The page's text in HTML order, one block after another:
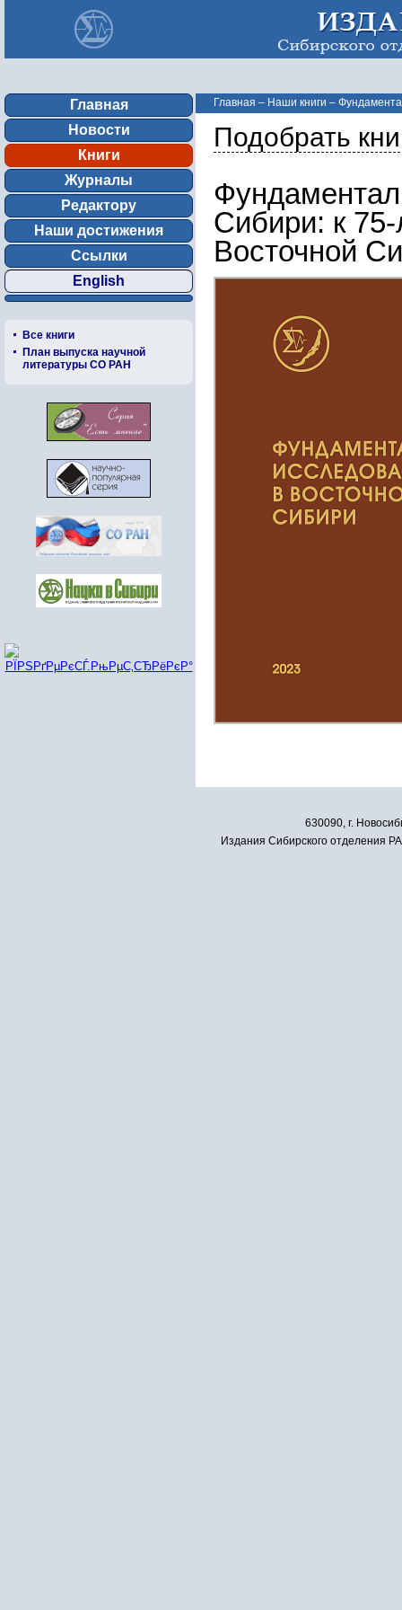
Главная
Новости
Книги
Журналы
Редактору
Наши достижения
Ссылки
English
Все книги
План выпуска научной
литературы СО РАН
Главная – Наши книги –
...
Подобрать
Сибири: к
Восточной
630090, г.
Издания Сибирского отделения